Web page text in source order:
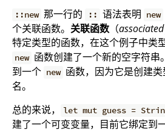
::new 那一行的 :: 语法表明 new
个关联函数。 关联函数 （
特定类型的函数，在这个例子中类
new 函数创建了一个新的空字符串
到一个 new 函数，因为它是创建
名。
总的来说，
let mut guess =
建了一个可变变量，目前它绑定到